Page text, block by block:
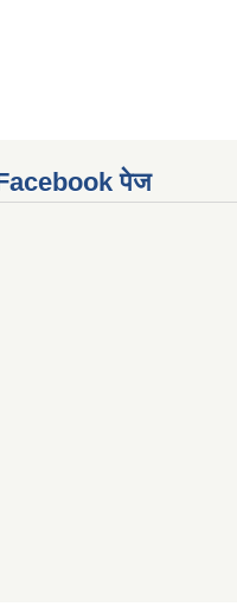
Facebook पेज